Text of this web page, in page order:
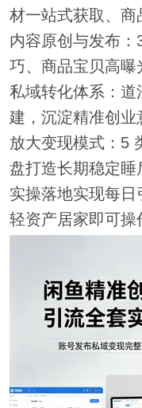
材一站式获取、商
内容原创与发布
巧、商品宝贝高曝
私域转化体系：道
建，沉淀精准创业
放大变现模式：5
盘打造长期稳定睡
实操落地实现每
轻资产居家即可操